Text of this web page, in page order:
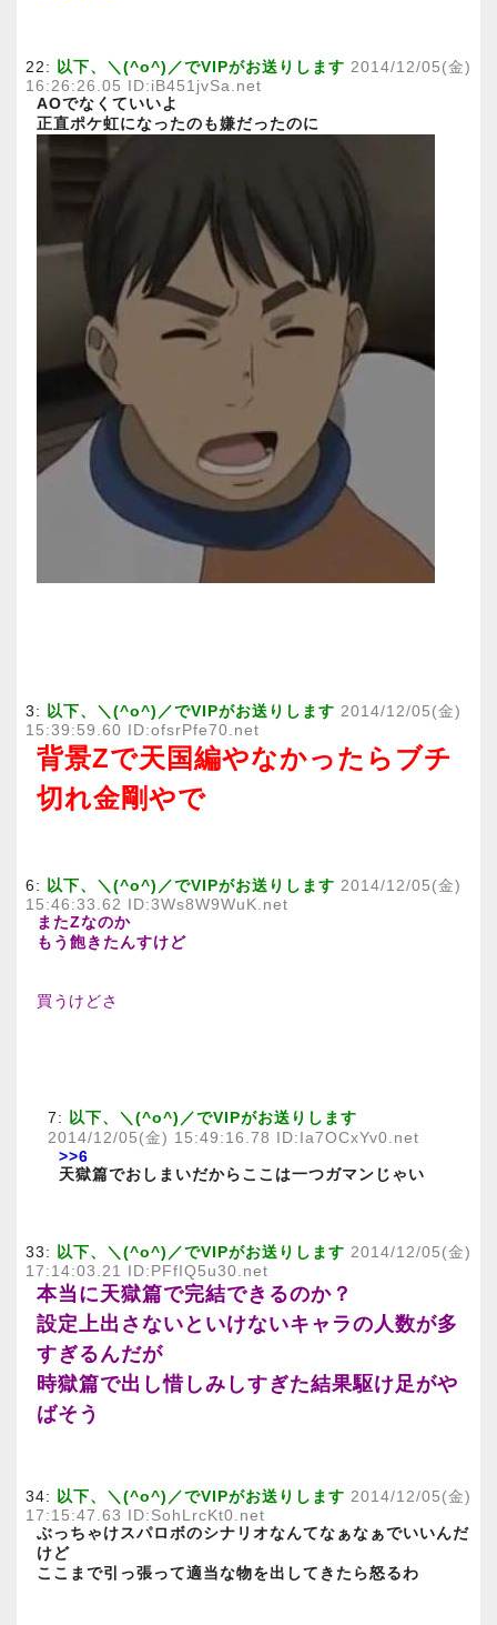
22: 以下、＼(^o^)／でVIPがお送りします 2014/12/05(金)
16:26:26.05 ID:iB451jvSa.net
AOでなくていいよ
正直ポケ虹になったのも嫌だったのに
3: 以下、＼(^o^)／でVIPがお送りします 2014/12/05(金)
15:39:59.60 ID:ofsrPfe70.net
背景Zで天国編やなかったらブチ
切れ金剛やで
6: 以下、＼(^o^)／でVIPがお送りします 2014/12/05(金)
15:46:33.62 ID:3Ws8W9WuK.net
またZなのか
もう飽きたんすけど
買うけどさ
7: 以下、＼(^o^)／でVIPがお送りします
2014/12/05(金) 15:49:16.78 ID:Ia7OCxYv0.net
>>6
天獄篇でおしまいだからここは一つガマンじゃい
33: 以下、＼(^o^)／でVIPがお送りします 2014/12/05(金)
17:14:03.21 ID:PFfIQ5u30.net
本当に天獄篇で完結できるのか？
設定上出さないといけないキャラの人数が多
すぎるんだが
時獄篇で出し惜しみしすぎた結果駆け足がや
ばそう
34: 以下、＼(^o^)／でVIPがお送りします 2014/12/05(金)
17:15:47.63 ID:SohLrcKt0.net
ぶっちゃけスパロボのシナリオなんてなぁなぁでいいんだ
けど
ここまで引っ張って適当な物を出してきたら怒るわ